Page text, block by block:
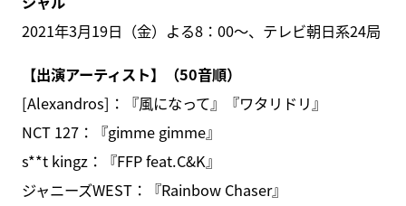
2021年3月19日（金）よる8：00～、テレビ朝日系24局
【出演アーティスト】（50音順）
[Alexandros]：『風になって』『ワタリドリ』
NCT 127：『gimme gimme』
s**t kingz：『FFP feat.C&K』
ジャニーズWEST：『Rainbow Chaser』